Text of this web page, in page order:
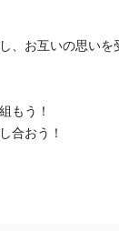
お互いの思いを受
う！
おう！